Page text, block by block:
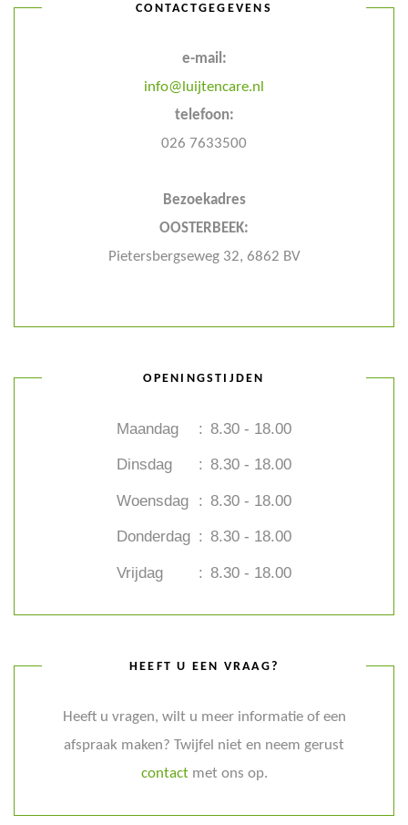
CONTACTGEGEVENS
e-mail:
info@luijtencare.nl
telefoon:
026 7633500
Bezoekadres
OOSTERBEEK:
Pietersbergseweg 32, 6862 BV
OPENINGSTIJDEN
Maandag : 8.30 - 18.00
Dinsdag : 8.30 - 18.00
Woensdag : 8.30 - 18.00
Donderdag : 8.30 - 18.00
Vrijdag : 8.30 - 18.00
HEEFT U EEN VRAAG?
Heeft u vragen, wilt u meer informatie of een
afspraak maken? Twijfel niet en neem gerust
contactmet ons op.